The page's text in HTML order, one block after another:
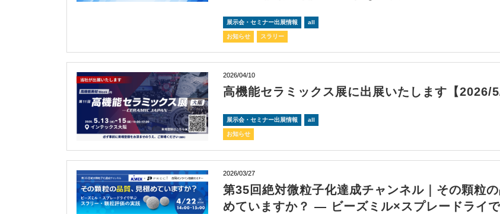
展示会・セミナー出展情報 all
お知らせ スラリー
2026/04/10
高機能セラミックス展に出展いたします【2026/
展示会・セミナー出展情報 all
お知らせ
2026/03/27
第35回絶対微粒子化達成チャンネル｜その顆粒
めていますか？ ― ビーズミル×スプレードライ